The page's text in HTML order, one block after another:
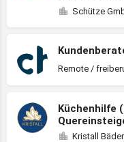
Schütze
Remote /
Küchenhilfe
Kristall